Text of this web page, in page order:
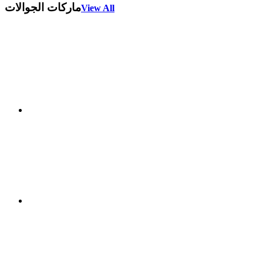
ماركات الجوالاتView All